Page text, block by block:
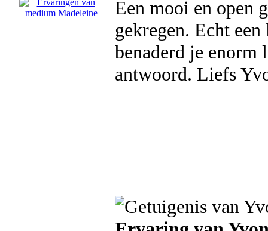
Een mooi en open
gekregen. Echt
benaderd je
antwoord. Liefs